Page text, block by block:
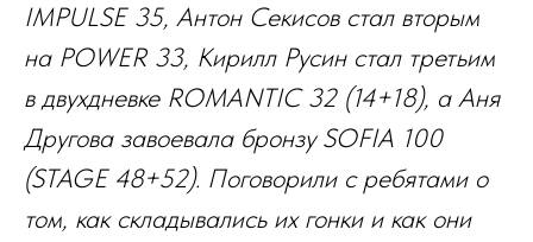
IMPULSE 35, Антон Секисов стал вторым
на POWER 33, Кирилл Русин стал третьим
в двухдневке ROMANTIC 32 (14+18), а Аня
Другова завоевала бронзу SOFIA 100
(STAGE 48+52). Поговорили с ребятами о
том, как складывались их гонки и как они